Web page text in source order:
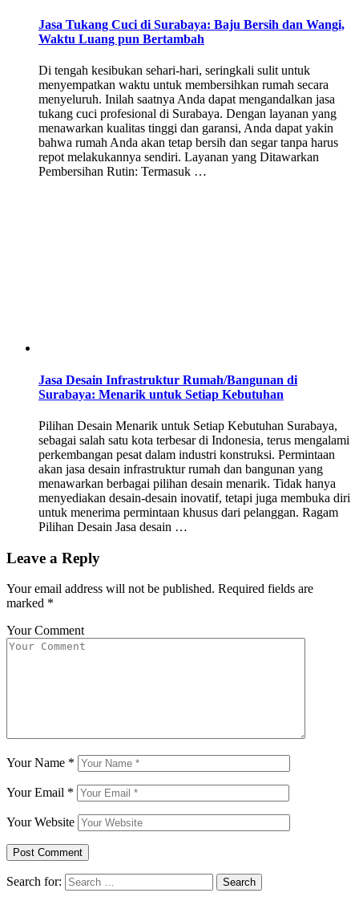
Jasa Tukang Cuci di Surabaya: Baju Bersih dan Wangi,
Waktu Luang pun Bertambah
Di tengah kesibukan sehari-hari, seringkali sulit untuk
menyempatkan waktu untuk membersihkan rumah secara
menyeluruh. Inilah saatnya Anda dapat mengandalkan jasa
tukang cuci profesional di Surabaya. Dengan layanan yang
menawarkan kualitas tinggi dan garansi, Anda dapat yakin
bahwa rumah Anda akan tetap bersih dan segar tanpa harus
repot melakukannya sendiri. Layanan yang Ditawarkan
Pembersihan Rutin: Termasuk …
Jasa Desain Infrastruktur Rumah/Bangunan di
Surabaya: Menarik untuk Setiap Kebutuhan
Pilihan Desain Menarik untuk Setiap Kebutuhan Surabaya,
sebagai salah satu kota terbesar di Indonesia, terus mengalami
perkembangan pesat dalam industri konstruksi. Permintaan
akan jasa desain infrastruktur rumah dan bangunan yang
menawarkan berbagai pilihan desain menarik. Tidak hanya
menyediakan desain-desain inovatif, tetapi juga membuka diri
untuk menerima permintaan khusus dari pelanggan. Ragam
Pilihan Desain Jasa desain …
Leave a Reply
Your email address will not be published. Required fields are
marked *
Your Comment
Your Name *
Your Email *
Your Website
Search for: